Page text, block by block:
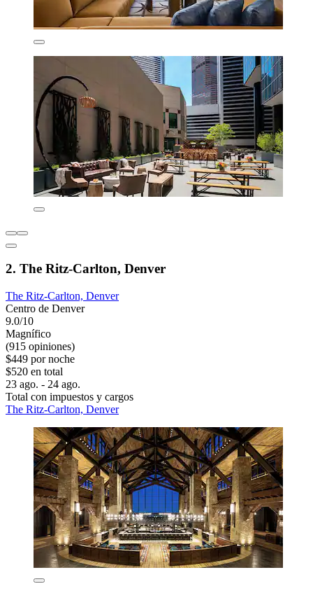
2. The Ritz-Carlton, Denver
The Ritz-Carlton, Denver
Centro de Denver
9.0/10
Magnífico
(915 opiniones)
$449 por noche
$520 en total
23 ago. - 24 ago.
Total con impuestos y cargos
The Ritz-Carlton, Denver